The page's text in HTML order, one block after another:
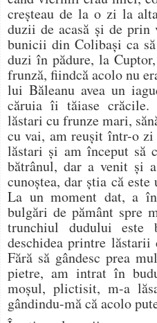
creșteau de la o zi la
duzii de acasă și de prin
bunicii din Colibași ca
duzi în pădure, la
frunză, fiindcă acolo nu
lui Băleanu avea un
căruia îi tăiase crăcile.
lăstari cu frunze mari,
cu vai, am reușit într-o
lăstari și am început să
bătrânul, dar a venit și
cunoștea, dar știa că
La un moment dat, a
bulgări de pământ spre
trunchiul dudului este
deschidea printre
Fără să gândesc prea
pietre, am intrat în
moșul, plictisit, m-a
gândindu-mă că acolo